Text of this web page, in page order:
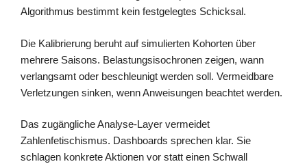
Algorithmus bestimmt kein festgelegtes Schicksal.
Die Kalibrierung beruht auf simulierten Kohorten über
mehrere Saisons. Belastungsisochronen zeigen, wann
verlangsamt oder beschleunigt werden soll. Vermeidbare
Verletzungen sinken, wenn Anweisungen beachtet werden.
Das zugängliche Analyse-Layer vermeidet
Zahlenfetischismus. Dashboards sprechen klar. Sie
schlagen konkrete Aktionen vor statt einen Schwall